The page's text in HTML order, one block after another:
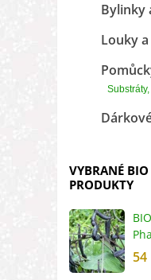
Bylinky
Louky
VYBRANÉ
PRODUKTY
54